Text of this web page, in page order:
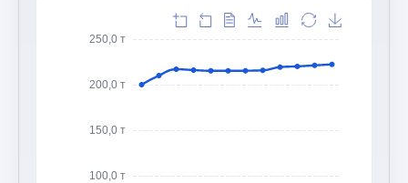
100,0 т
150,0 т
200,0 т
250,0 т